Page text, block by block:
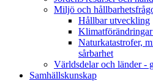
Miljö och
Hållbar utveckling
Naturkatastrofer,
sårbarhet
Världsdelar och länder -
Samhällskunskap